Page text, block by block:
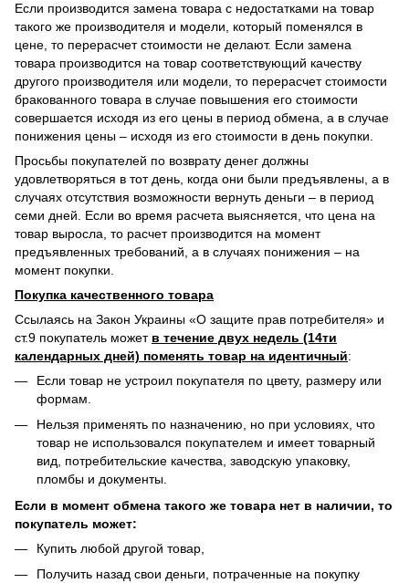
Если производится замена товара с недостатками на товар
такого же производителя и модели, который поменялся в
цене, то перерасчет стоимости не делают. Если замена
товара производится на товар соответствующий качеству
другого производителя или модели, то перерасчет стоимости
бракованного товара в случае повышения его стоимости
совершается исходя из его цены в период обмена, а в случае
понижения цены – исходя из его стоимости в день покупки.
Просьбы покупателей по возврату денег должны
удовлетворяться в тот день, когда они были предъявлены, а в
случаях отсутствия возможности вернуть деньги – в период
семи дней. Если во время расчета выясняется, что цена на
товар выросла, то расчет производится на момент
предъявленных требований, а в случаях понижения – на
момент покупки.
Покупка качественного товара
Ссылаясь на Закон Украины «О защите прав потребителя» и
ст.9 покупатель может в течение двух недель (14ти
календарных дней) поменять товар на идентичный:
Если товар не устроил покупателя по цвету, размеру или
формам.
Нельзя применять по назначению, но при условиях, что
товар не использовался покупателем и имеет товарный
вид, потребительские качества, заводскую упаковку,
пломбы и документы.
Если в момент обмена такого же товара нет в наличии, то
покупатель может:
Купить любой другой товар,
Получить назад свои деньги, потраченные на покупку